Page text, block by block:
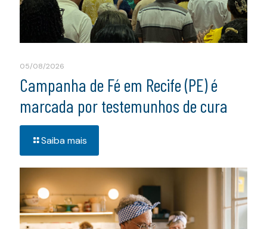
05/08/2026
Campanha de Fé em Recife (PE) é
marcada por testemunhos de cura
Saiba mais